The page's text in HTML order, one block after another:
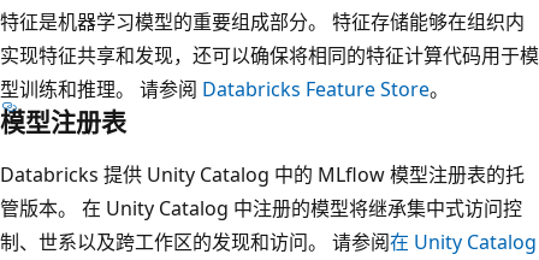
特征是机器学习模型的重要组成部分。 特征存储能够在组织内
实现特征共享和发现，还可以确保将相同的特征计算代码用于模
型训练和推理。 请参阅 Databricks Feature Store。
模型注册表
Databricks 提供 Unity Catalog 中的 MLflow 模型注册表的托
管版本。 在 Unity Catalog 中注册的模型将继承集中式访问控
制、世系以及跨工作区的发现和访问。 请参阅在 Unity Catalog